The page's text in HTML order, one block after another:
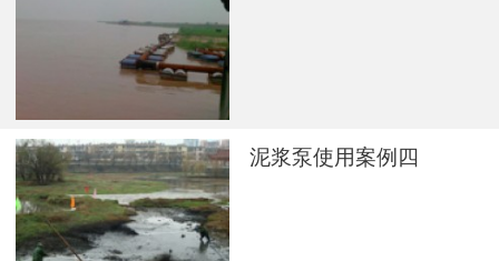
泥浆泵使用案例四